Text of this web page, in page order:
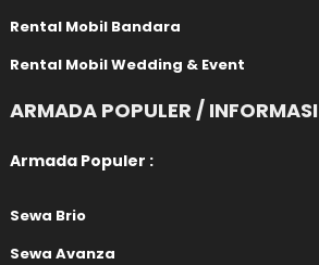
Rental Mobil Bandara
Rental Mobil Wedding & Event
ARMADA POPULER / INFORMASI
Armada Populer :
Sewa Brio
Sewa Avanza